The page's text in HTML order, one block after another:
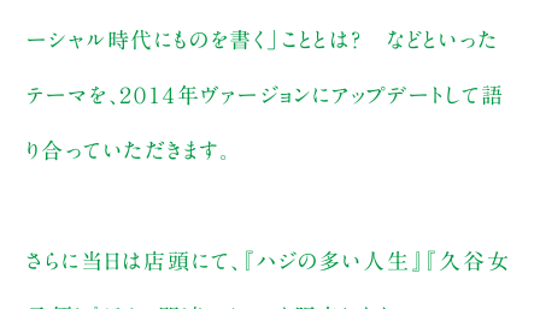
ーシャル時代にものを書く」こととは？ などといった
テーマを、２０１４年ヴァージョンにアップデートして語
り合っていただきます。
さらに当日は店頭にて、『ハジの多い人生』『久谷女